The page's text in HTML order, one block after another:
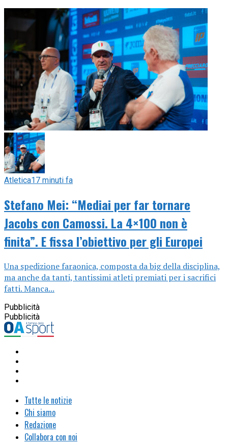
Atletica17 minuti fa
Stefano Mei: “Mediai per far tornare
Jacobs con Camossi. La 4×100 non è
finita”. E fissa l’obiettivo per gli Europei
Una spedizione faraonica, composta da big della disciplina,
ma anche da tanti, tantissimi atleti premiati per i sacrifici
fatti. Manca...
Pubblicità
Pubblicità
Tutte le notizie
Chi siamo
Redazione
Collabora con noi